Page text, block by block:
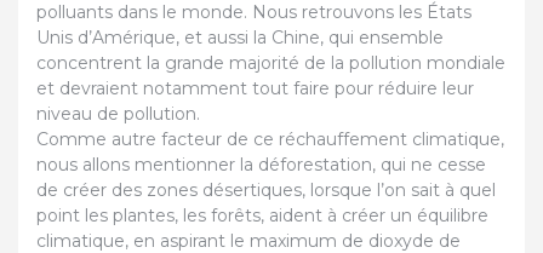
polluants dans le monde. Nous retrouvons les États
Unis d’Amérique, et aussi la Chine, qui ensemble
concentrent la grande majorité de la pollution mondiale
et devraient notamment tout faire pour réduire leur
niveau de pollution.
Comme autre facteur de ce réchauffement climatique,
nous allons mentionner la déforestation, qui ne cesse
de créer des zones désertiques, lorsque l’on sait à quel
point les plantes, les forêts, aident à créer un équilibre
climatique, en aspirant le maximum de dioxyde de